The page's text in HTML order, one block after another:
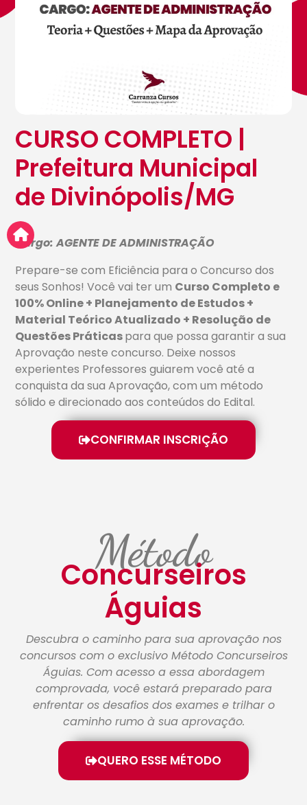
CURSO COMPLETO |
Prefeitura Municipal
de Divinópolis/MG
Cargo: AGENTE DE ADMINISTRAÇÃO
Prepare-se com Eficiência para o Concurso dos
seus Sonhos! Você vai ter um Curso Completo e
100% Online + Planejamento de Estudos +
Material Teórico Atualizado + Resolução de
Questões Práticaspara que possa garantir a sua
Aprovação neste concurso. Deixe nossos
experientes Professores guiarem você até a
conquista da sua Aprovação, com um método
sólido e direcionado aos conteúdos do Edital.
CONFIRMAR INSCRIÇÃO
Método
Concurseiros
Águias
Descubra o caminho para sua aprovação nos
concursos com o exclusivo Método Concurseiros
Águias. Com acesso a essa abordagem
comprovada, você estará preparado para
enfrentar os desafios dos exames e trilhar o
caminho rumo à sua aprovação.
QUERO ESSE MÉTODO